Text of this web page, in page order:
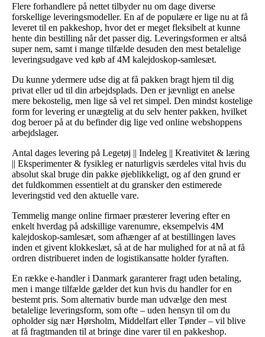
Flere forhandlere på nettet tilbyder nu om dage diverse
forskellige leveringsmodeller. En af de populære er lige nu at få
leveret til en pakkeshop, hvor det er meget fleksibelt at kunne
hente din bestilling når det passer dig. Leveringsformen er altså
super nem, samt i mange tilfælde desuden den mest betalelige
leveringsudgave ved køb af 4M kalejdoskop-samlesæt.
Du kunne ydermere udse dig at få pakken bragt hjem til dig
privat eller ud til din arbejdsplads. Den er jævnligt en anelse
mere bekostelig, men lige så vel ret simpel. Den mindst kostelige
form for levering er unægtelig at du selv henter pakken, hvilket
dog beroer på at du befinder dig lige ved online webshoppens
arbejdslager.
Antal dages levering på Legetøj || Indeleg || Kreativitet & læring
|| Eksperimenter & fysikleg er naturligvis særdeles vital hvis du
absolut skal bruge din pakke øjeblikkeligt, og af den grund er
det fuldkommen essentielt at du gransker den estimerede
leveringstid ved den aktuelle vare.
Temmelig mange online firmaer præsterer levering efter en
enkelt hverdag på adskillige varenumre, eksempelvis 4M
kalejdoskop-samlesæt, som afhænger af at bestillingen laves
inden et givent klokkeslæt, så at de har mulighed for at nå at få
ordren distribueret inden de logistikansatte holder fyraften.
En række e-handler i Danmark garanterer fragt uden betaling,
men i mange tilfælde gælder det kun hvis du handler for en
bestemt pris. Som alternativ burde man udvælge den mest
betalelige leveringsform, som ofte – uden hensyn til om du
opholder sig nær Hørsholm, Middelfart eller Tønder – vil blive
at få fragtmanden til at bringe dine varer til en pakkeshop.